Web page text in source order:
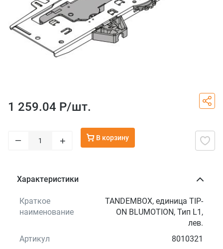
1 259.04 Р/шт.
– + В корзину
Характеристики
Краткое
наименование
TANDEMBOX, единица TIP-
ON BLUMOTION, Тип L1,
лев.
Артикул
8010321